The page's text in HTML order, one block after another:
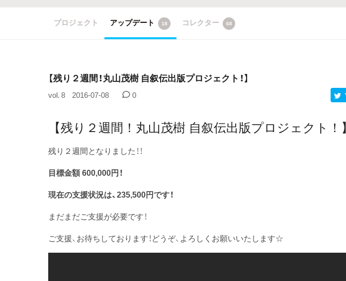
プロジェクト アップデート 18 コレクター 68
​【残り２週間！丸山茂樹 自叙伝出版プロジェクト！】
vol. 8 2016-07-08 0
【残り２週間！丸山茂樹 自叙伝出版プロジェクト！】
残り２週間となりました！！
目標金額 600,000円！
現在の支援状況は、235,500円です！
まだまだご支援が必要です！
ご支援、お待ちしております！どうぞ、よろしくお願いいたします☆